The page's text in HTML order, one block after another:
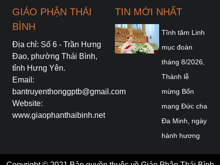
Bình
Tâm Tình Mùa Chay - Năm 2026 l
Đức Cha Đa Minh Đặng Văn Cầu -
Giám Mục Giáo Phận Thái Bình
2026 l Đức cha Đa Minh Đặng Văn
Cầu - Giám mục Giáo phận Thái
Bình
Tâm Tình Mục Tử Tháng 02 - Năm
Cầu - Giám Mục Giáo Phận Thái
GIÁO PHẬN THÁI
BÌNH
Địa chỉ: Số 6 - Trần Hưng
Đạo, phường Thái Bình,
tỉnh Hưng Yên.
Email:
bantruyenthonggptb@gmail.com
Website:
www.giaophanthaibinh.net
TIN MỚI NHẤT
Tĩnh tâm Linh
mục đoàn
tháng 8/2026,
Thánh lễ
mừng Bổn
mạng Đức cha
Đa Minh, ngày
hành hương